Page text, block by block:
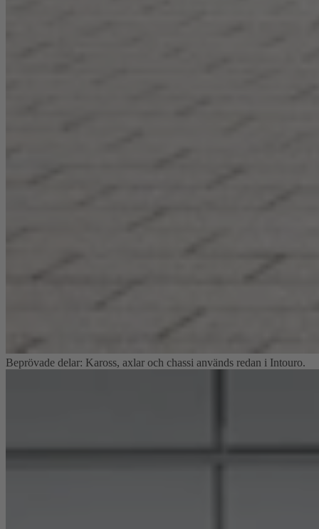
Beprövade delar: Kaross, axlar och chassi används redan i Intouro.